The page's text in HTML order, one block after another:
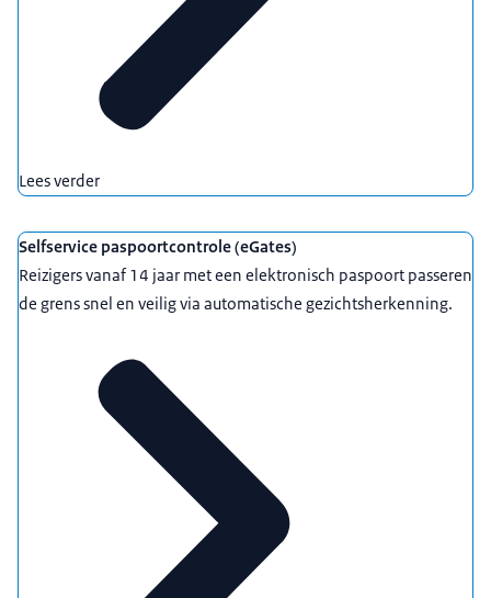
Lees verder
Selfservice paspoortcontrole (eGates)
Reizigers vanaf 14 jaar met een elektronisch paspoort passeren
de grens snel en veilig via automatische gezichtsherkenning.